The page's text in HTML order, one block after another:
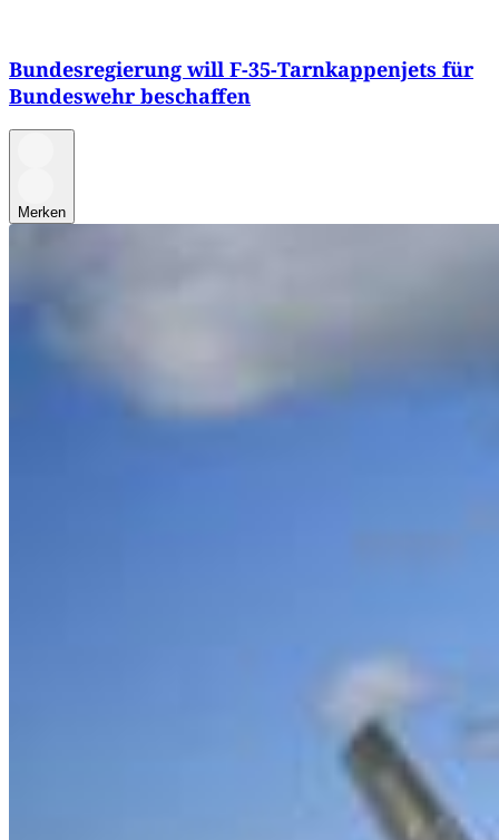
Bundesregierung will F-35-Tarnkappenjets für
Bundeswehr beschaffen
Merken